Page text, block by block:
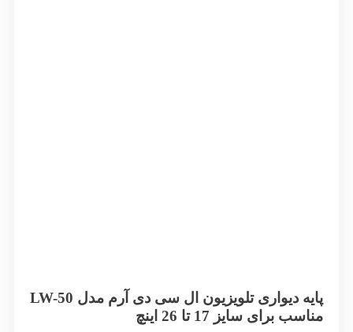
پایه دیواری تلویزیون ال سی دی آرم مدل LW-50
مناسب برای سایز 17 تا 26 اینچ